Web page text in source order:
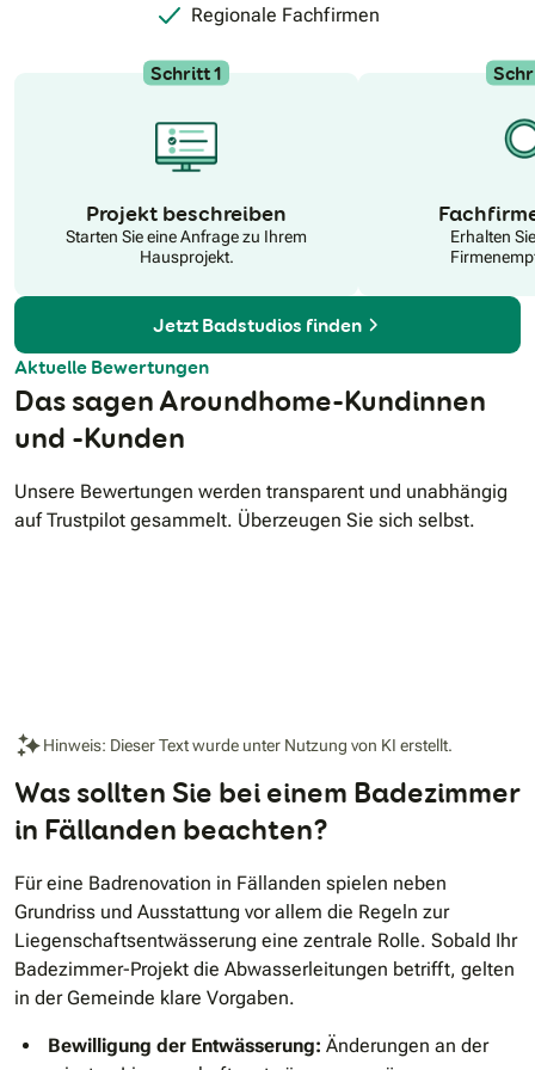
Regionale Fachfirmen
Schritt 1
Projekt beschreiben
Starten Sie eine Anfrage zu Ihrem
Hausprojekt.
Erhalten
Jetzt Badstudios finden
Aktuelle Bewertungen
Das sagen Aroundhome-Kundinnen
und -Kunden
Unsere Bewertungen werden transparent und unabhängig
auf Trustpilot gesammelt. Überzeugen Sie sich selbst.
Hinweis: Dieser Text wurde unter Nutzung von KI erstellt.
Was sollten Sie bei einem Badezimmer
in Fällanden beachten?
Für eine Badrenovation in Fällanden spielen neben
Grundriss und Ausstattung vor allem die Regeln zur
Liegenschaftsentwässerung eine zentrale Rolle. Sobald Ihr
Badezimmer-Projekt die Abwasserleitungen betrifft, gelten
in der Gemeinde klare Vorgaben.
Bewilligung der Entwässerung: Änderungen an der